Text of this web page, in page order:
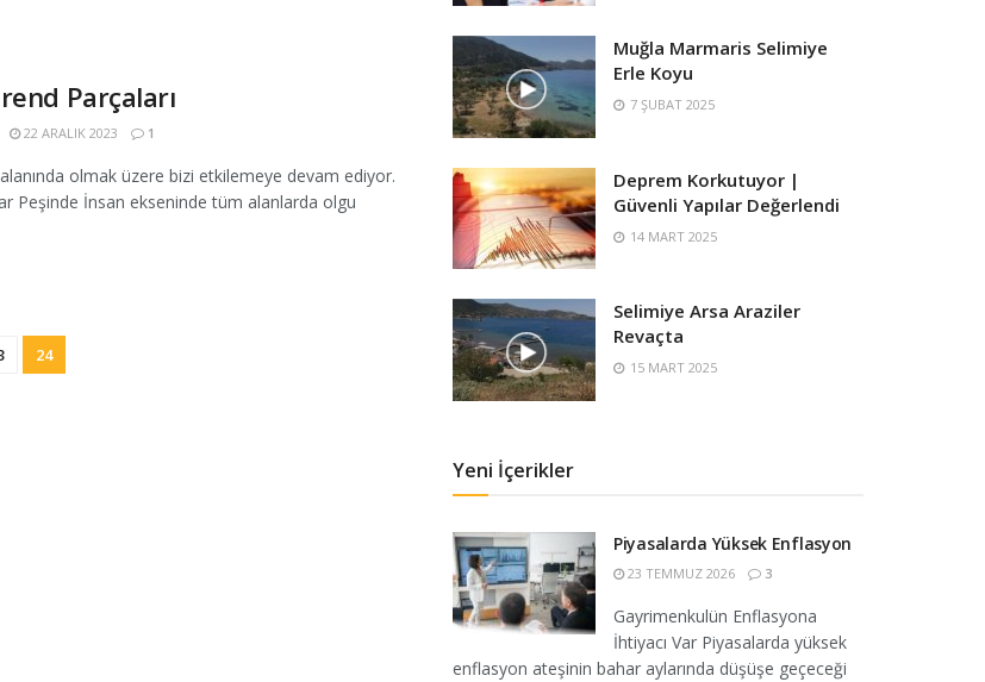
Parçaları
22 ARALIK 2023 1
olmak üzere bizi etkilemeye devam ediyor.
Peşinde İnsan ekseninde tüm alanlarda olgu
24
Muğla Marmaris Selimiye
Erle Koyu
7 ŞUBAT 2025
Deprem Korkutuyor |
Güvenli Yapılar Değerlendi
14 MART 2025
Selimiye Arsa Araziler
Revaçta
15 MART 2025
Yeni İçerikler
Piyasalarda Yüksek Enflasyon
23 TEMMUZ 2026 3
Gayrimenkulün Enflasyona
İhtiyacı Var Piyasalarda yüksek
enflasyon ateşinin bahar aylarında düşüşe geçeceği